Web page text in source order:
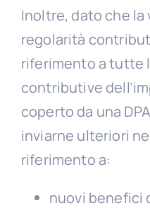
Inoltre, dato che la
regolarità
riferimento a tutte
contributive
coperto da una
inviarne ulteriori
riferimento a:
nuovi benefici